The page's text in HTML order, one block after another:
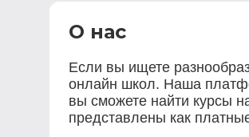
О нас
Если вы ищете
онлайн школ. Наша
вы сможете найти курсы
представлены как